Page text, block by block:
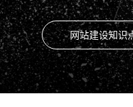
网站建设知识